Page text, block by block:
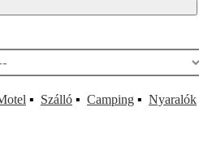
▪ Szálló ▪ Camping ▪ Nyaralók